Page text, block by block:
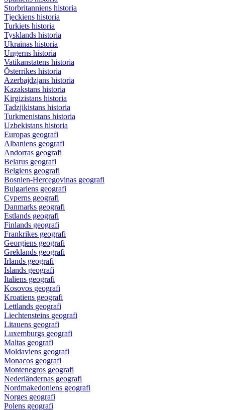
Storbritanniens historia
Tjeckiens historia
Turkiets historia
Tysklands historia
Ukrainas historia
Ungerns historia
Vatikanstatens historia
Österrikes historia
Azerbajdzjans historia
Kazakstans historia
Kirgizistans historia
Tadzjikistans historia
Turkmenistans historia
Uzbekistans historia
Europas geografi
Albaniens geografi
Andorras geografi
Belarus geografi
Belgiens geografi
Bosnien-Hercegovinas geografi
Bulgariens geografi
Cyperns geografi
Danmarks geografi
Estlands geografi
Finlands geografi
Frankrikes geografi
Georgiens geografi
Greklands geografi
Irlands geografi
Islands geografi
Italiens geografi
Kosovos geografi
Kroatiens geografi
Lettlands geografi
Liechtensteins geografi
Litauens geografi
Luxemburgs geografi
Maltas geografi
Moldaviens geografi
Monacos geografi
Montenegros geografi
Nederländernas geografi
Nordmakedoniens geografi
Norges geografi
Polens geografi